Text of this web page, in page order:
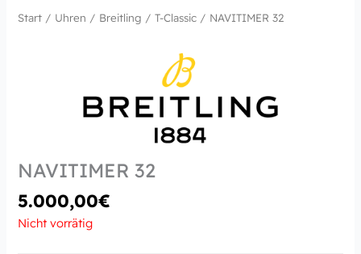
Start / Uhren / Breitling /T-Classic / NAVITIMER 32
NAVITIMER 32
5.000,00€
Nicht vorrätig